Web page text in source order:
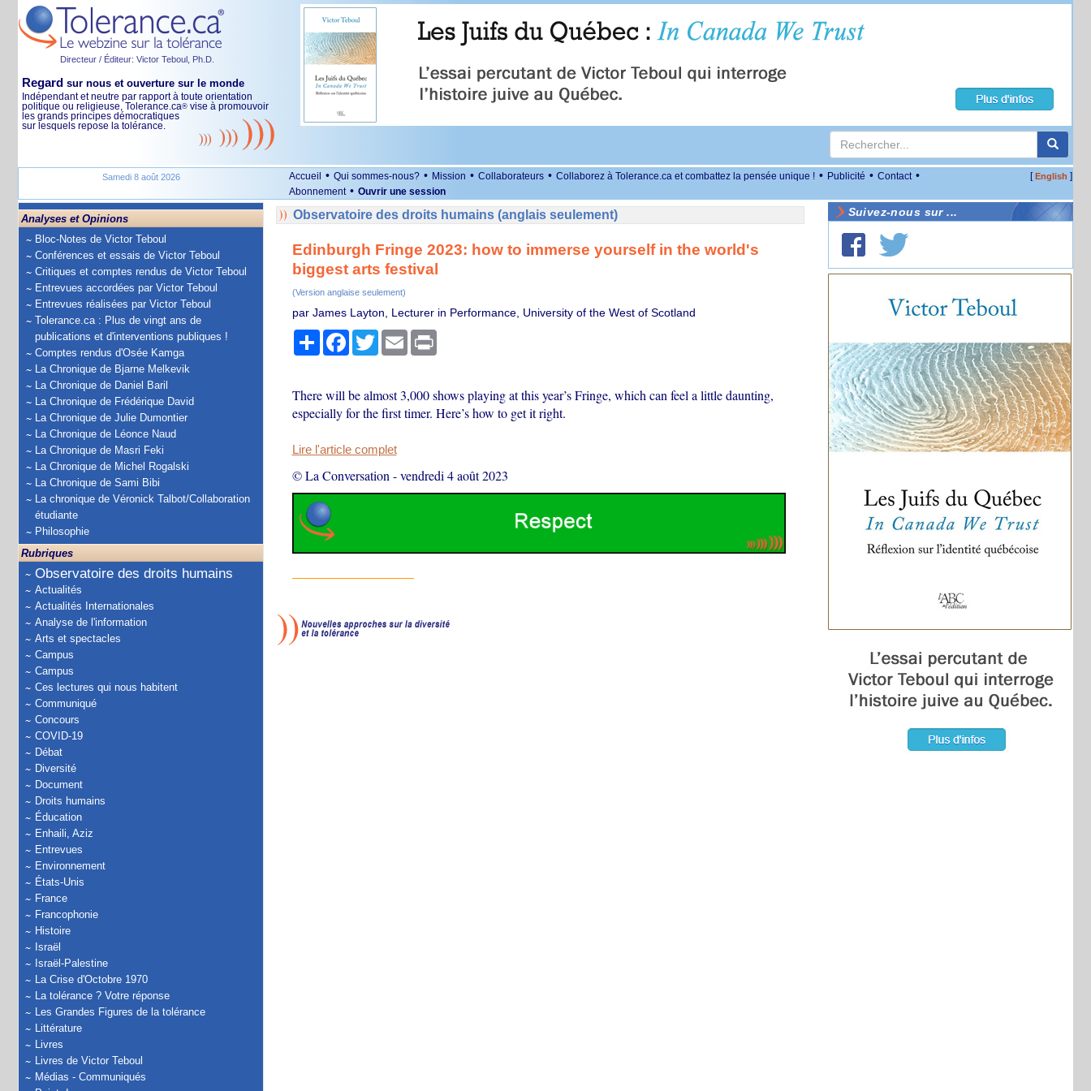
Directeur / Éditeur: Victor Teboul, Ph.D.
Regard sur nous et ouverture sur le monde
Indépendant et neutre par rapport à toute orientation
politique ou religieuse, Tolerance.ca® vise à promouvoir
les grands principes démocratiques
sur lesquels repose la tolérance.
Samedi 8 août 2026 Accueil • Qui sommes-nous? • Mission • Collaborateurs • Collaborez à Tolerance.ca et combattez la pensée unique ! • Publicité • Contact •
Abonnement • Ouvrir une session
[English ]
Analyses et Opinions
Bloc-Notes de Victor Teboul
Conférences et essais de Victor Teboul
Critiques et comptes rendus de Victor Teboul
Entrevues accordées par Victor Teboul
Entrevues réalisées par Victor Teboul
Tolerance.ca : Plus de vingt ans de
publications et d'interventions publiques !
Comptes rendus d'Osée Kamga
La Chronique de Bjarne Melkevik
La Chronique de Daniel Baril
La Chronique de Frédérique David
La Chronique de Julie Dumontier
La Chronique de Léonce Naud
La Chronique de Masri Feki
La Chronique de Michel Rogalski
La Chronique de Sami Bibi
La chronique de Véronick Talbot/Collaboration
étudiante
Philosophie
Rubriques
Observatoire des droits humains
Actualités
Actualités Internationales
Analyse de l'information
Arts et spectacles
Campus
Campus
Ces lectures qui nous habitent
Communiqué
Concours
COVID-19
Débat
Diversité
Document
Droits humains
Éducation
Enhaili, Aziz
Entrevues
Environnement
États-Unis
France
Francophonie
Histoire
Israël
Israël-Palestine
La Crise d'Octobre 1970
La tolérance ? Votre réponse
Les Grandes Figures de la tolérance
Littérature
Livres
Livres de Victor Teboul
Médias - Communiqués
Observatoire des droits humains (anglais seulement)
Edinburgh Fringe 2023: how to immerse yourself in the world's
biggest arts festival
(Version anglaise seulement)
par James Layton, Lecturer in Performance, University of the West of Scotland
PartagerFacebook
TwitterEmail Print
There will be almost 3,000 shows playing at this year’s Fringe, which can feel a little daunting,
especially for the first timer. Here’s how to get it right.
Lire l'article complet
© La Conversation -vendredi 4 août 2023
Suivez-nous sur ...